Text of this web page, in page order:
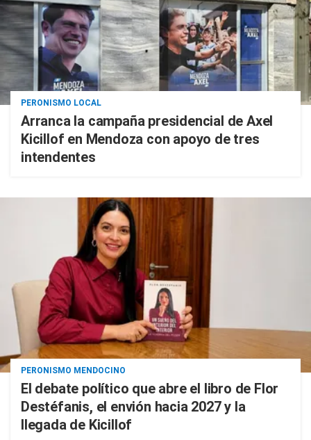
PERONISMO LOCAL
Arranca la campaña presidencial de Axel
Kicillof en Mendoza con apoyo de tres
intendentes
PERONISMO MENDOCINO
El debate político que abre el libro de Flor
Destéfanis, el envión hacia 2027 y la
llegada de Kicillof